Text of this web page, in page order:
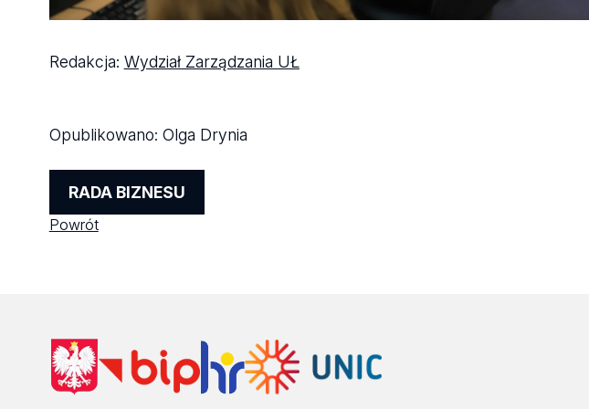
Redakcja: Wydział Zarządzania UŁ
Opublikowano: Olga Drynia
RADA BIZNESU
Powrót